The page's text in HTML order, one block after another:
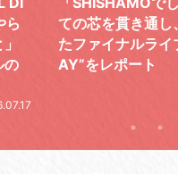
ら
の
ての芯を貫き通し
たファイナルラ
AY”をレポート